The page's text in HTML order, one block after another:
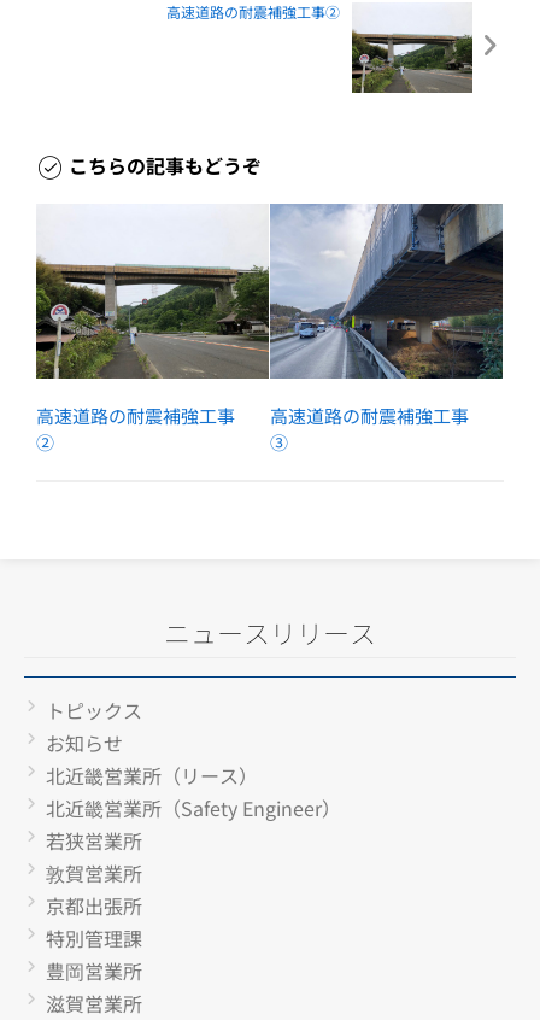
高速道路の耐震補強工事②
こちらの記事もどうぞ
高速道路の耐震補強工事
②
高速道路の耐震補強工事
③
ニュースリリース
トピックス
お知らせ
北近畿営業所（リース）
北近畿営業所（Safety Engineer）
若狭営業所
敦賀営業所
京都出張所
特別管理課
豊岡営業所
滋賀営業所